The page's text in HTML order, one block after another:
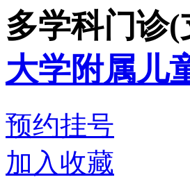
多学科门诊
大学附属儿
预约挂号
加入收藏